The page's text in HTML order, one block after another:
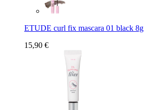
ETUDE curl fix mascara 01 black 8g
15,90 €